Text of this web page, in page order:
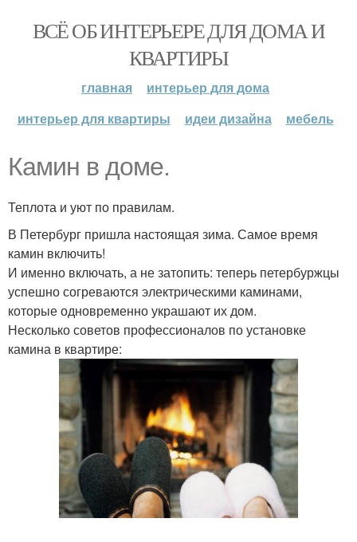
ВСЁ ОБ ИНТЕРЬЕРЕ ДЛЯ ДОМА И
КВАРТИРЫ
главная
интерьер для дома
интерьер для квартиры
идеи дизайна мебель
Камин в доме.
Теплота и уют по правилам.
В Петербург пришла настоящая зима. Самое время
камин включить!
И именно включать, а не затопить: теперь петербуржцы
успешно согреваются электрическими каминами,
которые одновременно украшают их дом.
Несколько советов профессионалов по установке
камина в квартире: